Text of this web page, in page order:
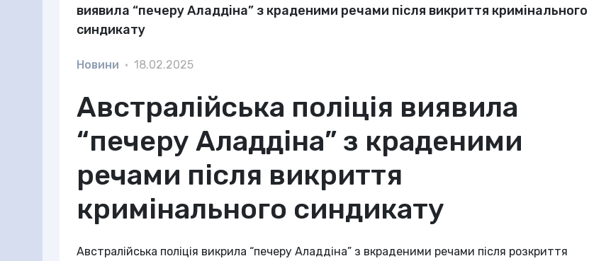
виявила “печеру Аладдіна” з краденими речами після викриття кримінального
синдикату
Новини • 18.02.2025
Австралійська поліція виявила
“печеру Аладдіна” з краденими
речами після викриття
кримінального синдикату
Австралійська поліція викрила “печеру Аладдіна” з вкраденими речами після розкриття